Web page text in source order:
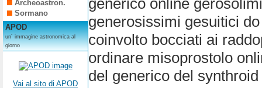
Archeoastron.
Sormano
APOD
un´ immagine astronomica al
giorno
Vai al sito di APOD
generico online
generosissimi gesuitici
coinvolto bocciati ai
ordinare misoprostolo
del generico del